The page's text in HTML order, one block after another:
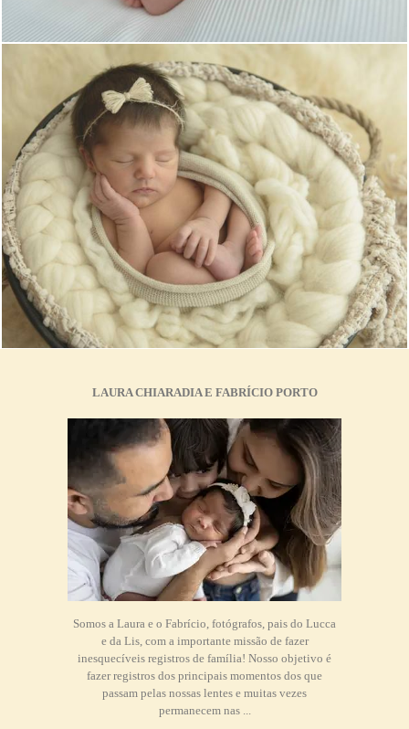
1755
LAURA CHIARADIA E FABRÍCIO PORTO
Somos a Laura e o Fabrício, fotógrafos, pais do Lucca
e da Lis, com a importante missão de fazer
inesquecíveis registros de família! Nosso objetivo é
fazer registros dos principais momentos dos que
passam pelas nossas lentes e muitas vezes
permanecem nas ...